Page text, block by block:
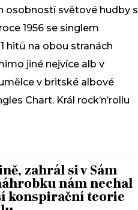
osobností světové hudby s
1956 se singlem
hitů na obou stranách
jiné nejvíce alb v
v britské albové
Chart. Král rock’n’rollu
zahrál si v Sám
nám nechal
konspirační teorie